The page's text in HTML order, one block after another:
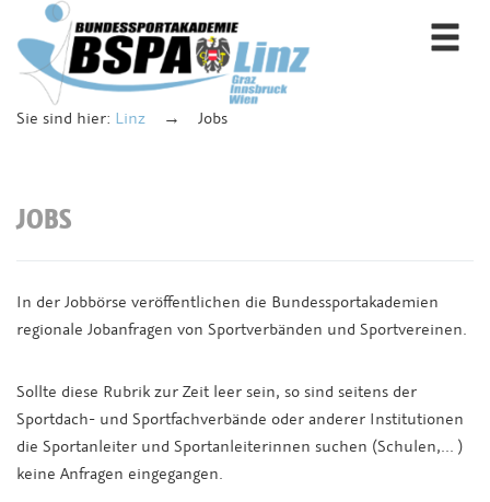
Sie sind hier: Linz Jobs
JOBS
In der Jobbörse veröffentlichen die Bundessportakademien
regionale Jobanfragen von Sportverbänden und Sportvereinen.
Sollte diese Rubrik zur Zeit leer sein, so sind seitens der
Sportdach- und Sportfachverbände oder anderer Institutionen
die Sportanleiter und Sportanleiterinnen suchen (Schulen,... )
keine Anfragen eingegangen.